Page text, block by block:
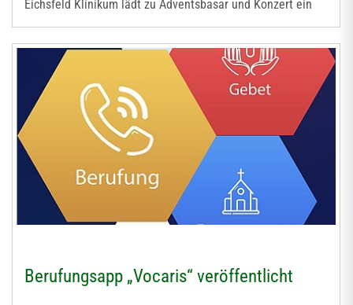
Eichsfeld Klinikum lädt zu Adventsbasar und Konzert ein
Berufungsapp „Vocaris“ veröffentlicht